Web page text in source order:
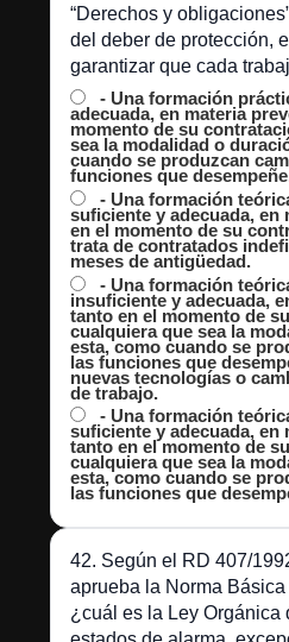
“Derechos y
del deber de protección,
garantizar que cada
- Una formación
adecuada, en materia
momento de su
sea la modalidad o
cuando se produzcan
funciones que
- Una formación
suficiente y adecuada, en
en el momento de su
trata de contratados
meses de antigüedad.
- Una formación
insuficiente y adecuada,
tanto en el momento de
cualquiera que sea la
esta, como cuando se
las funciones que
nuevas tecnologías o
de trabajo.
- Una formación
suficiente y adecuada, en
tanto en el momento de
cualquiera que sea la
esta, como cuando se
las funciones que
42. Según el RD 407/
aprueba la Norma
¿cuál es la Ley Orgánica